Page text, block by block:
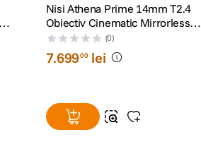
Nisi Athena Prime 14mm T2.4
Obiectiv Cinematic Mirrorless
Montura PL (0)
7.69900 lei